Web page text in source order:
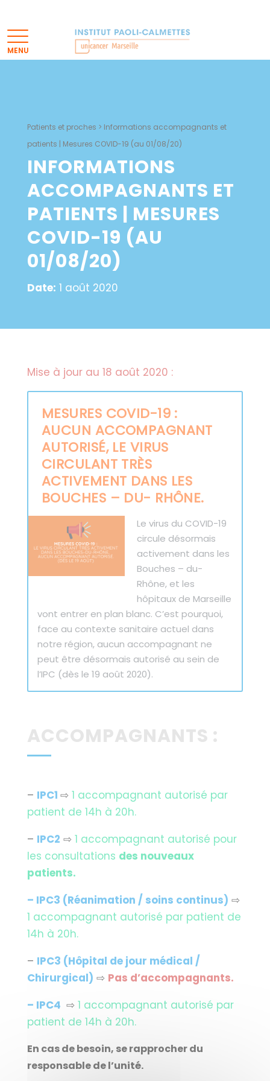
Patients et proches > Informations accompagnants et
patients | Mesures COVID-19 (au 01/08/20)
INFORMATIONS
ACCOMPAGNANTS ET
PATIENTS | MESURES
COVID-19 (AU
01/08/20)
Date: 1 août 2020
Mise à jour au 18 août 2020 :
ACCOMPAGNANTS :
– IPC1 ⇨ 1 accompagnant autorisé par
patient de 14h à 20h.
– IPC2 ⇨ 1 accompagnant autorisé pour
les consultations des nouveaux
patients.
– IPC3 (Réanimation / soins continus) ⇨
1 accompagnant autorisé par patient de
14h à 20h.
– IPC3 (Hôpital de jour médical /
Chirurgical) ⇨ Pas d’accompagnants.
– IPC4 ⇨ 1 accompagnant autorisé par
patient de 14h à 20h.
En cas de besoin, se rapprocher du
responsable de l’unité.